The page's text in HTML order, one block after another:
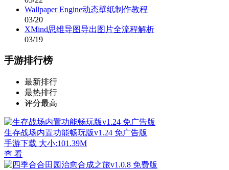
Wallpaper Engine动态壁纸制作教程
03/20
XMind思维导图导出图片全流程解析
03/19
手游排行榜
最新排行
最热排行
评分最高
生存战场内置功能畅玩版v1.24 免广告版
手游下载 大小:101.39M
查 看